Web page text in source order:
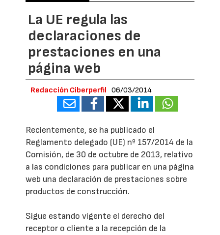
La UE regula las
declaraciones de
prestaciones en una
página web
Redacción Ciberperfil 06/03/2014
Recientemente, se ha publicado el
Reglamento delegado (UE) nº 157/2014 de la
Comisión, de 30 de octubre de 2013, relativo
a las condiciones para publicar en una página
web una declaración de prestaciones sobre
productos de construcción.
Sigue estando vigente el derecho del
receptor o cliente a la recepción de la